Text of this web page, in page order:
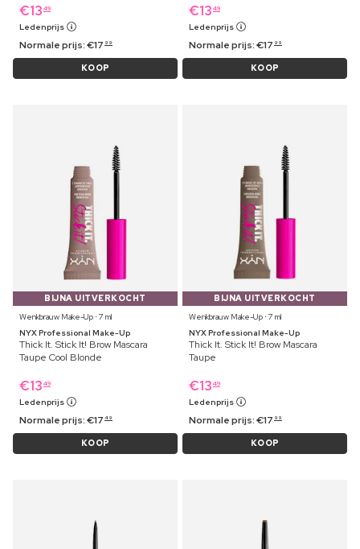
€13 49
Ledenprijs
Normale prijs:€17 99
KOOP
€13 49
Ledenprijs
Normale prijs:€17 99
KOOP
BIJNA UITVERKOCHT
Wenkbrauw Make-Up ⋅ 7 ml
NYX Professional Make-Up
Thick It. Stick It! Brow Mascara
Taupe Cool Blonde
€13 49
Ledenprijs
Normale prijs:€17 49
KOOP
BIJNA UITVERKOCHT
Wenkbrauw Make-Up ⋅ 7 ml
NYX Professional Make-Up
Thick It. Stick It! Brow Mascara
Taupe
€13 49
Ledenprijs
Normale prijs:€17 99
KOOP